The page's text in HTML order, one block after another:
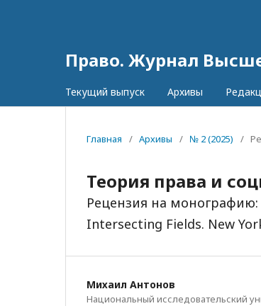
Право. Журнал
Текущий выпуск Архивы
Главная / Архивы / № 2 (2025) /
Теория права и
Рецензия на монографию:
Intersecting Fields. New
Михаил Антонов
Национальный исследовательский